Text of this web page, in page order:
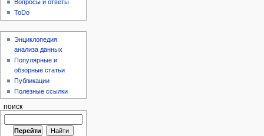
Вопросы и ответы
ToDo
Энциклопедия
анализа данных
Популярные и
обзорные статьи
Публикации
Полезные ссылки
поиск